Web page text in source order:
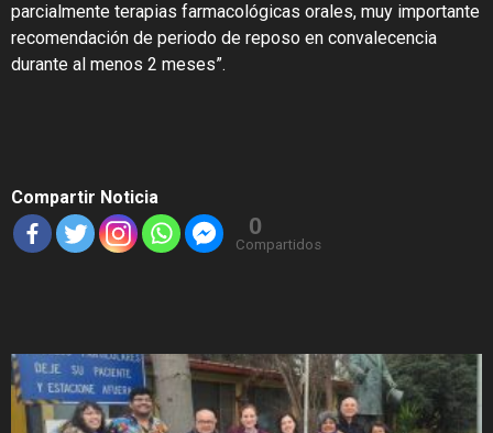
parcialmente terapias farmacológicas orales, muy importante
recomendación de periodo de reposo en convalecencia
durante al menos 2 meses”.
Compartir Noticia
0
Compartidos